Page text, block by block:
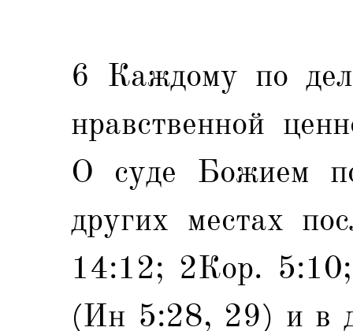
6 Каждому по
нравственной
О суде Божием
других местах
14:12; 2Кор.
(Ин 5:28, 29) и в